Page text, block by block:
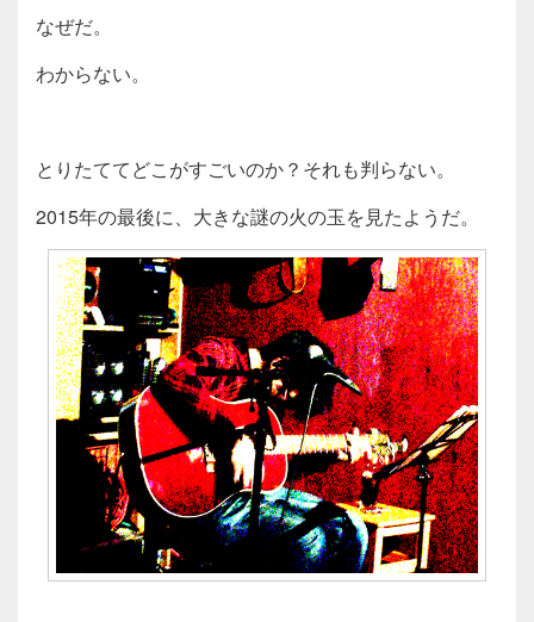
なぜだ。
わからない。
とりたててどこがすごいのか？それも判らない。
2015年の最後に、大きな謎の火の玉を見たようだ。